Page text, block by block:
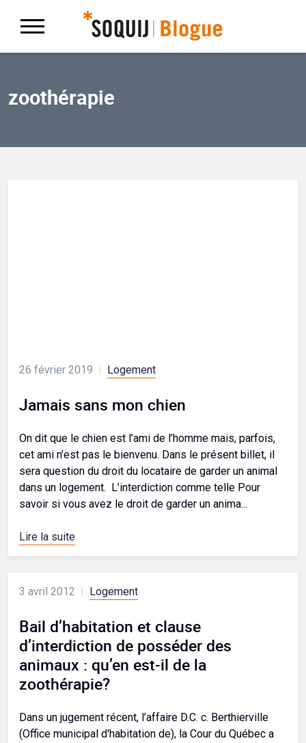
zoothérapie
26 février 2019 Logement
Jamais sans mon chien
On dit que le chien est l’ami de l’homme mais, parfois,
cet ami n’est pas le bienvenu. Dans le présent billet, il
sera question du droit du locataire de garder un animal
dans un logement. L’interdiction comme telle Pour
savoir si vous avez le droit de garder un anima...
Lire la suite
3 avril 2012 Logement
Bail d’habitation et clause
d’interdiction de posséder des
animaux : qu’en est-il de la
zoothérapie?
Dans un jugement récent, l’affaire D.C. c. Berthierville
(Office municipal d'habitation de), la Cour du Québec a